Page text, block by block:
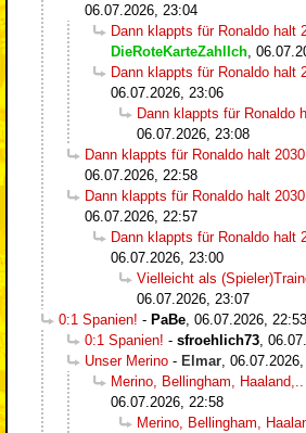
06.07.2026, 23:04
Dann klappts für Ronaldo halt
DieRoteKarteZahlIch,
Dann klappts für Ronaldo halt
06.07.2026, 23:06
Dann klappts für Ronaldo
06.07.2026, 23:08
Dann klappts für Ronaldo halt 2030
06.07.2026, 22:58
Dann klappts für Ronaldo halt 2030
06.07.2026, 22:57
Dann klappts für Ronaldo halt
06.07.2026, 23:00
Vielleicht als
06.07.2026, 23:07
0:1 Spanien! - PaBe, 06.07.2026, 22:53
0:1 Spanien! - sfroehlich73,
Unser Merino - Elmar,
Merino, Bellingham, Haaland,..
06.07.2026, 22:58
Merino, Bellingham,